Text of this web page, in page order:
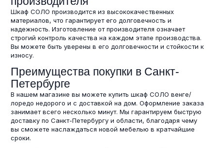
Шкаф СОЛО производится из высококачественных
материалов, что гарантирует его долговечность и
надежность. Изготовление от производителя означает
строгий контроль качества на каждом этапе производства.
Вы можете быть уверены в его долговечности и стойкости к
износу.
Преимущества покупки в Санкт-
Петербурге
В нашем магазине вы можете купить шкаф СОЛО венге/
лоредо недорого и с доставкой на дом. Оформление заказа
занимает всего несколько минут. Мы гарантируем быструю
доставку по Санкт-Петербургу и области, благодаря чему
вы сможете наслаждаться новой мебелью в кратчайшие
сроки.